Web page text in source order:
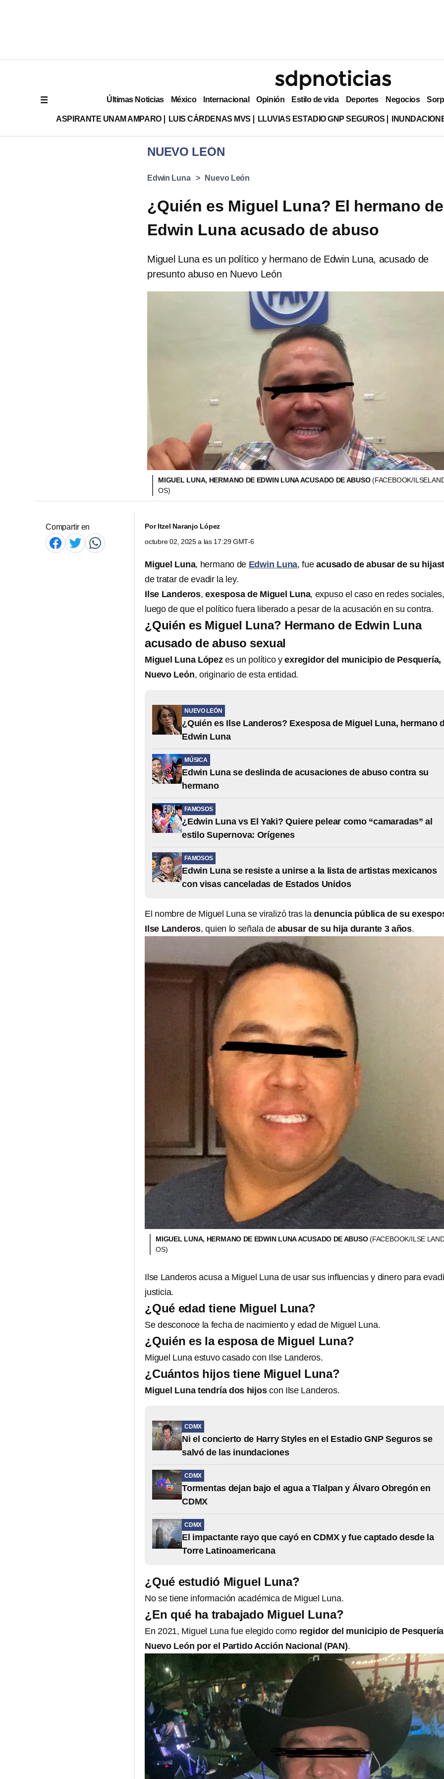
Últimas Noticias México Internacional Opinión Estilo de vida Deportes Negocios
ASPIRANTE UNAM AMPARO LUIS CÁRDENAS MVS LLUVIAS ESTADIO GNP SEGUROS
NUEVO LEÓN
Edwin Luna Nuevo León
¿Quién es Miguel Luna? El hermano de
Edwin Luna acusado de abuso
Miguel Luna es un político y hermano de Edwin Luna, acusado de
presunto abuso en Nuevo León
MIGUEL LUNA, HERMANO DE EDWIN LUNA ACUSADO DE ABUSO(FACEBOOK/
OS)
Compartir en PorItzel Naranjo López
octubre 02, 2025 a las 17:29 GMT-6
Miguel Luna, hermano de Edwin Luna, fueacusado de abusar de su
de tratar de evadir la ley.
Ilse Landeros,exesposa de Miguel Luna, expuso el caso en redes
luego de que el político fuera liberado a pesar de la acusación en su contra.
¿Quién es Miguel Luna? Hermano de Edwin Luna
acusado de abuso sexual
Miguel Luna Lópezes un político yexregidor del municipio de Pesquería,
Nuevo León, originario de esta entidad.
NUEVO LEÓN
¿Quién es Ilse Landeros? Exesposa de Miguel Luna, hermano
Edwin Luna
MÚSICA
Edwin Luna se deslinda de acusaciones de abuso contra su
hermano
FAMOSOS
¿Edwin Luna vs El Yaki? Quiere pelear como “camaradas” al
estilo Supernova: Orígenes
FAMOSOS
Edwin Luna se resiste a unirse a la lista de artistas mexicanos
con visas canceladas de Estados Unidos
El nombre de Miguel Luna se viralizó tras ladenuncia pública de su
Ilse Landeros, quien lo señala de abusar de su hija durante 3 años.
MIGUEL LUNA, HERMANO DE EDWIN LUNA ACUSADO DE ABUSO(FACEBOOK/ILSE
OS)
Ilse Landeros acusa a Miguel Luna de usar sus influencias y dinero para
justicia.
¿Qué edad tiene Miguel Luna?
Se desconoce la fecha de nacimiento y edad de Miguel Luna.
¿Quién es la esposa de Miguel Luna?
Miguel Luna estuvo casado con Ilse Landeros.
¿Cuántos hijos tiene Miguel Luna?
Miguel Luna tendría dos hijoscon Ilse Landeros.
CDMX
Ni el concierto de Harry Styles en el Estadio GNP Seguros se
salvó de las inundaciones
CDMX
Tormentas dejan bajo el agua a Tlalpan y Álvaro Obregón en
CDMX
CDMX
El impactante rayo que cayó en CDMX y fue captado desde la
Torre Latinoamericana
¿Qué estudió Miguel Luna?
No se tiene información académica de Miguel Luna.
¿En qué ha trabajado Miguel Luna?
En 2021, Miguel Luna fue elegido como regidor del municipio de
Nuevo León por el Partido Acción Nacional (PAN).